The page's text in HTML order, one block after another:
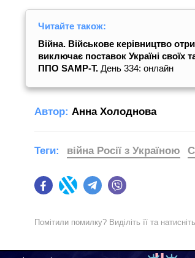
Читайте також:
Війна. Військове керівництво
виключає поставок Україні своїх
ППО SAMP-T. День 334: онлайн
Автор: Анна Холоднова
FacebookTwitter Telegram
Теги: війна Росії з Україною
Помітили помилку? Виділіть її та натисніть